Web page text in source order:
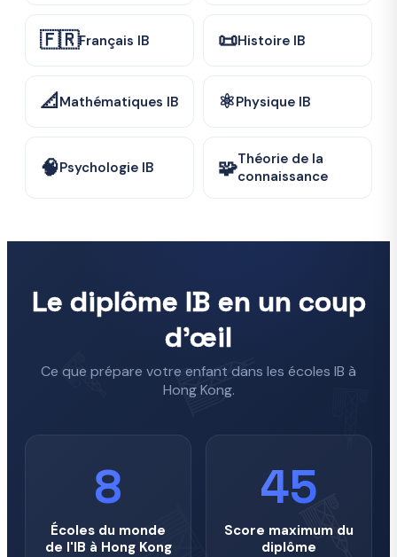
🇫🇷Français IB 📜Histoire IB
📐Mathématiques IB ⚛️Physique IB
🧠Psychologie IB 🧩Théorie de la
connaissance
Le diplôme IB en un coup
d'œil
Ce que prépare votre enfant dans les écoles IB à
Hong Kong.
8
Écoles du monde
de l'IB à Hong Kong
45
Score maximum du
diplôme